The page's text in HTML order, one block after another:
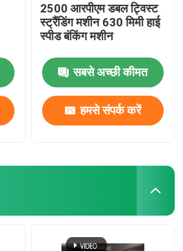
2500 आरपीएम डबल ट्विस्ट
स्ट्रैंडिंग मशीन 630 मिमी हाई
स्पीड बंकिंग मशीन
सबसे अच्छी कीमत
हमसे संपर्क करें